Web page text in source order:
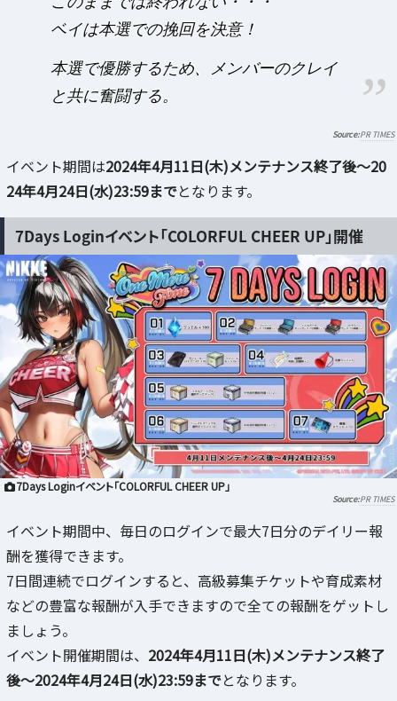
このままでは終われない・・・
ベイは本選での挽回を決意！
本選で優勝するため、メンバーのクレイ
と共に奮闘する。
PR TIMES
イベント期間は2024年4月11日(木)メンテナンス終了後～20
24年4月24日(水)23:59まで となります。
7Days Loginイベント「COLORFUL CHEER UP」開催
7Days Loginイベント「COLORFUL CHEER UP」
PR TIMES
イベント期間中、毎日のログインで最大7日分のデイリー報
酬を獲得できます。
7日間連続でログインすると、高級募集チケットや育成素材
などの豊富な報酬が入手できますので全ての報酬をゲットし
ましょう。
イベント開催期間は、 2024年4月11日(木)メンテナンス終了
後～2024年4月24日(水)23:59まで となります。